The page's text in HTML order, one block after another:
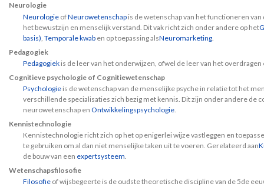
Neurologie
Neurologie ofNeurowetenschap is de wetenschap van het functioneren
het bewustzijn en menselijk verstand. Dit vak richt zich onder andere op het
basis) Temporale kwab en op toepassing alsNeuromarketing
Pedagogiek
Pedagogiek is de leer van het onderwijzen, ofwel de leer van het overdragen
Cognitieve psychologie of Cognitiewetenschap
Psychologie is de wetenschap van de menselijke psyche in relatie tot het
verschillende specialisaties zich bezig met kennis. Dit zijn onder andere de
neurowetenschap en Ontwikkelingspsychologie
Kennistechnologie
Kennistechnologie richt zich op het op enigerlei wijze vastleggen en
te gebruiken om al dan niet menselijke taken uit te voeren. Gerelateerd aan
de bouw van een expertsysteem.
Wetenschapsfilosofie
Filosofie of wijsbegeerte is de oudste theoretische discipline van de 5de